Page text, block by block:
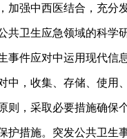
强中西医结合，充分
共卫生应急领域的科学
件应对中运用现代信
，收集、存储、使用
则，采取必要措施确
护措施。突发公共卫